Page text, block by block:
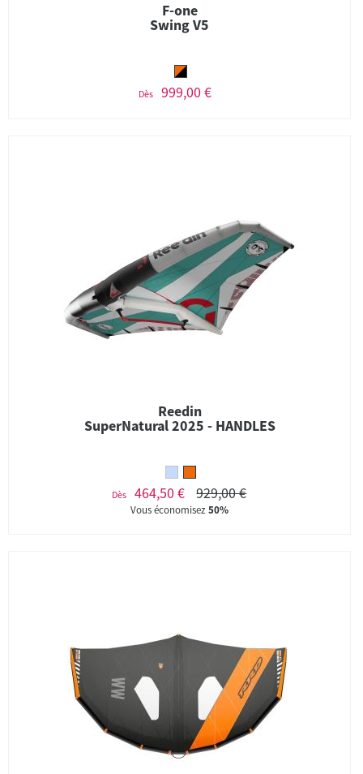
F-one
Swing V5
Dès 999,00 €
Reedin
SuperNatural 2025 - HANDLES
Dès 464,50 € 929,00 €
Vous économisez50%